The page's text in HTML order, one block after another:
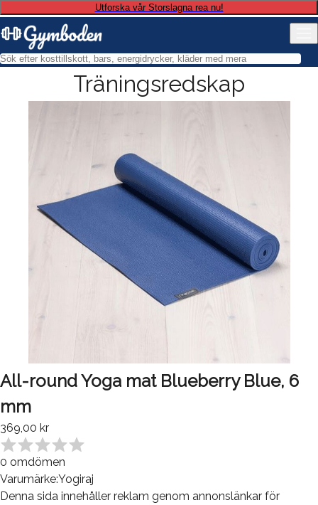
Utforska vår Storslagna rea nu!
Träningsredskap
All-round Yoga mat Blueberry Blue, 6
mm
369,00 kr
0 omdömen
Varumärke:Yogiraj
Denna sida innehåller reklam genom annonslänkar för